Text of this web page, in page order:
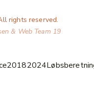
rights reserved.
& Web Team 19
20182024